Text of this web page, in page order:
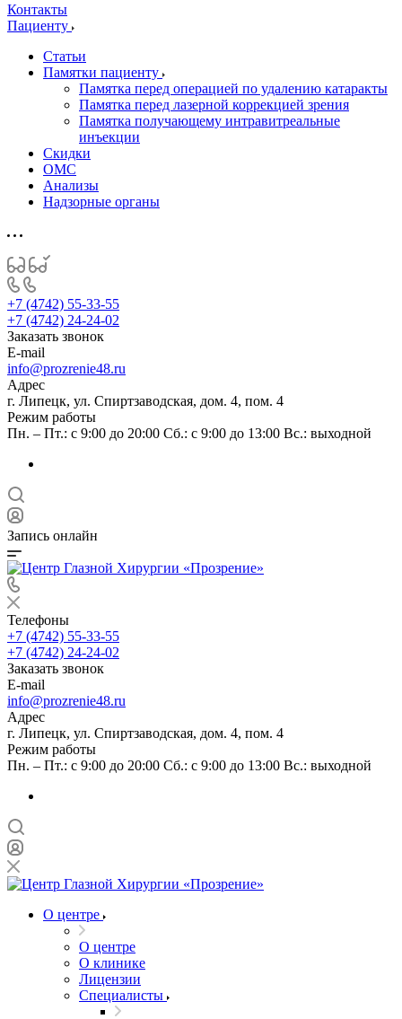
Контакты
Пациенту
Статьи
Памятки пациенту
Памятка перед операцией по удалению катаракты
Памятка перед лазерной коррекцией зрения
Памятка получающему интравитреальные
инъекции
Скидки
ОМС
Анализы
Надзорные органы
+7 (4742) 55-33-55
+7 (4742) 24-24-02
Заказать звонок
E-mail
info@prozrenie48.ru
Адрес
г. Липецк, ул. Спиртзаводская, дом. 4, пом. 4
Режим работы
Пн. – Пт.: с 9:00 до 20:00 Сб.: с 9:00 до 13:00 Вс.: выходной
Запись онлайн
Телефоны
+7 (4742) 55-33-55
+7 (4742) 24-24-02
Заказать звонок
E-mail
info@prozrenie48.ru
Адрес
г. Липецк, ул. Спиртзаводская, дом. 4, пом. 4
Режим работы
Пн. – Пт.: с 9:00 до 20:00 Сб.: с 9:00 до 13:00 Вс.: выходной
О центре
О центре
О клинике
Лицензии
Специалисты